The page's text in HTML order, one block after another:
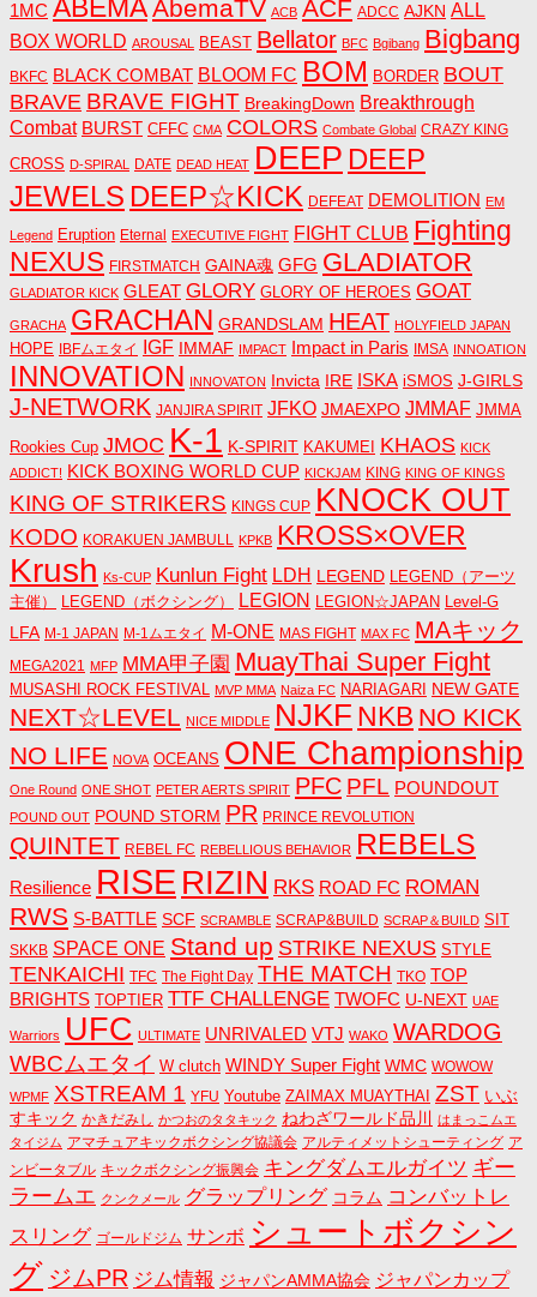
1MC ABEMAAbemaTV ACB ACF ADCC AJKN ALL
BOX WORLD AROUSAL BEAST Bellator BFC Bgibang Bigbang
BKFC BLACK COMBAT BLOOM FC BOM BORDER BOUT
BRAVE BRAVE FIGHT BreakingDown Breakthrough
Combat BURST CFFC CMA COLORS Combate Global CRAZY KING
CROSS D-SPIRAL DATE DEAD HEAT DEEP DEEP
JEWELS DEEP☆KICK DEFEAT DEMOLITION EM
Legend Eruption Eternal EXECUTIVE FIGHT FIGHT CLUB Fighting
NEXUS FIRSTMATCH GAINA魂 GFG GLADIATOR
GLADIATOR KICK GLEAT GLORY GLORY OF HEROES GOAT
GRACHA GRACHAN GRANDSLAM HEAT HOLYFIELD JAPAN
HOPE IBFムエタイ IGF IMMAF IMPACT Impact in Paris IMSA INNOATION
INNOVATION INNOVATON Invicta IRE ISKA iSMOS J-GIRLS
J-NETWORK JANJIRA SPIRIT JFKO JMAEXPO JMMAF JMMA
Rookies Cup JMOC K-1 K-SPIRIT KAKUMEI KHAOS KICK
ADDICT! KICK BOXING WORLD CUP KICKJAM KING KING OF KINGS
KING OF STRIKERS KINGS CUP KNOCK OUT
KODO KORAKUEN JAMBULL KPKB KROSS×OVER
Krush Ks-CUP Kunlun Fight LDH LEGEND LEGEND（アーツ
主催）
LEGEND（ボクシング） LEGION LEGION☆JAPAN Level-G
LFA M-1 JAPAN M-1ムエタイ M-ONE MAS FIGHT MAX FC MAキック
MEGA2021 MFP MMA甲子園 MuayThai Super Fight
MUSASHI ROCK FESTIVAL MVP MMA Naiza FC NARIAGARI NEW GATE
NEXT☆LEVEL NICE MIDDLE NJKF NKB NO KICK
NO LIFE NOVA OCEANS ONE Championship
One Round ONE SHOT PETER AERTS SPIRIT PFC PFL POUNDOUT
POUND OUT POUND STORM PR PRINCE REVOLUTION
QUINTET REBEL FC REBELLIOUS BEHAVIOR REBELS
Resilience RISE RIZIN RKS ROAD FC ROMAN
RWS S-BATTLE SCF SCRAMBLE SCRAP&BUILD SCRAP＆BUILD SIT
SKKB SPACE ONE Stand up STRIKE NEXUS STYLE
TENKAICHI TFC The Fight Day THE MATCH TKO TOP
BRIGHTS TOPTIER TTF CHALLENGE TWOFC U-NEXT UAE
Warriors UFC ULTIMATE UNRIVALED VTJ WAKO WARDOG
WBCムエタイ W clutch WINDY Super Fight WMC WOWOW
WPMF XSTREAM 1 YFU Youtube ZAIMAX MUAYTHAI ZST いぶ
すキック かきだみし かつおのタタキック ねわざワールド品川
はまっこムエ
タイジム アマチュアキックボクシング協議会 アルティメットシューティング ア
ンビータブル キックボクシング振興会 キングダムエルガイツ ギー
ラームエ クンクメール グラップリング コラム コンバットレ
スリング ゴールドジム サンボ シュートボクシン
グ ジムPR ジム情報 ジャパンAMMA協会 ジャパンカップ